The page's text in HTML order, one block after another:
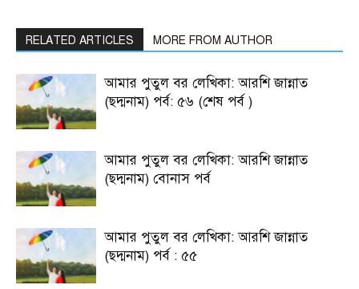
RELATED ARTICLES MORE FROM AUTHOR
আমার পুতুল বর লেখিকা: আরশি জান্নাত
(ছদ্মনাম) পর্ব: ৫৬ (শেষ পর্ব )
আমার পুতুল বর লেখিকা: আরশি জান্নাত
(ছদ্মনাম) বোনাস পর্ব
আমার পুতুল বর লেখিকা: আরশি জান্নাত
(ছদ্মনাম) পর্ব : ৫৫